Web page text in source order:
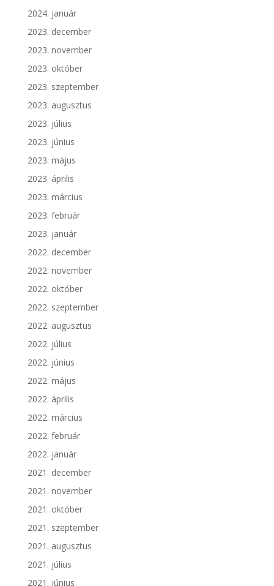
2024. január
2023. december
2023. november
2023. október
2023. szeptember
2023. augusztus
2023. július
2023. június
2023. május
2023. április
2023. március
2023. február
2023. január
2022. december
2022. november
2022. október
2022. szeptember
2022. augusztus
2022. július
2022. június
2022. május
2022. április
2022. március
2022. február
2022. január
2021. december
2021. november
2021. október
2021. szeptember
2021. augusztus
2021. július
2021. június